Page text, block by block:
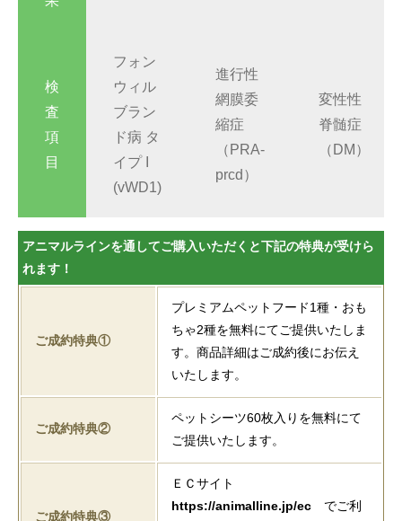
検
査
項
目
フォン
ウィル
ブラン
ド病 タ
イプ I
(vWD1)
進行性
網膜委
縮症
（PRA-
prcd）
変性性
脊髄症
（DM）
アニマルラインを通してご購入いただくと下記の特典が受けら
れます！
ご成約特典①
プレミアムペットフード1種・おも
ちゃ2種を無料にてご提供いたしま
す。商品詳細はご成約後にお伝え
いたします。
ご成約特典②
ペットシーツ60枚入りを無料にて
ご提供いたします。
ご成約特典③
ＥＣサイト
https://animalline.jp/ec でご利